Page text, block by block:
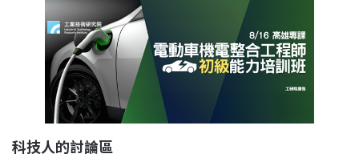
科技人的討論區